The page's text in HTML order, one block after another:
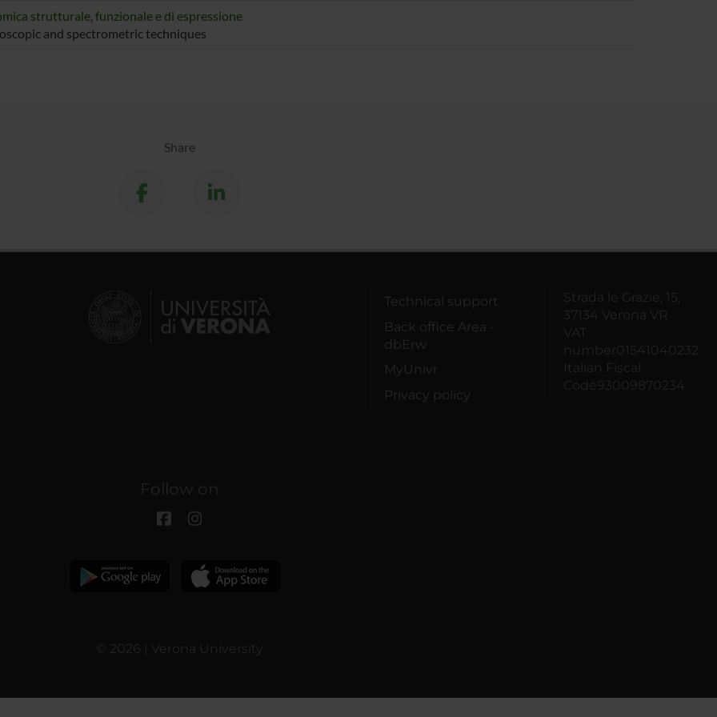
strutturale, funzionale e di espressione
and spectrometric techniques
Share
Technical support
Back office Area -
dbErw
MyUnivr
Privacy policy
Strada le Grazie, 15,
37134 Verona VR
VAT
number01541040232
Italian Fiscal
Code93009870234
Follow on
© 2026 | Verona University